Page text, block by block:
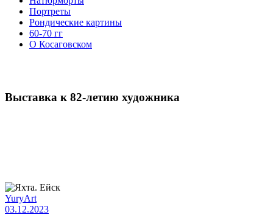
Портреты
Рондические картины
60-70 гг
О Косаговском
Выставка к 82-летию художника
YuryArt
03.12.2023